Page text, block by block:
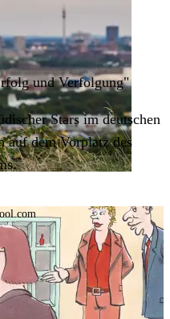
der
ist der
und Verfolgung"
Stars im deutschen
auf dem Vorplatz des